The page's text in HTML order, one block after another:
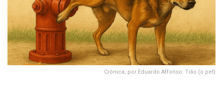
Crônica, por Eduardo Affonso: Tião (o pet)